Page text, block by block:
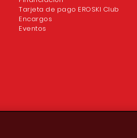
Tarjeta de pago EROSKI Club
Encargos
Eventos